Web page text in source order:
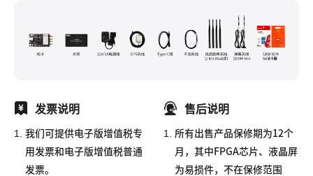
发票说明
1. 我们可提供电子版增值税专
用发票和电子版增值税普通
发票。
售后说明
1. 所有出售产品保修期为12个
月，其中FPGA芯片、液晶屏
为易损件，不在保修范围